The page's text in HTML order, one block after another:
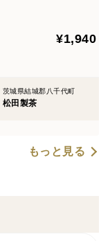
ち プレゼント 送料
ックポスト ギフト
¥1,940
茨城県結城郡八千代町
松田製茶
もっと見る